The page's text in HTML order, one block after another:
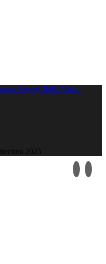
Alegre, Bella Vista -
2025